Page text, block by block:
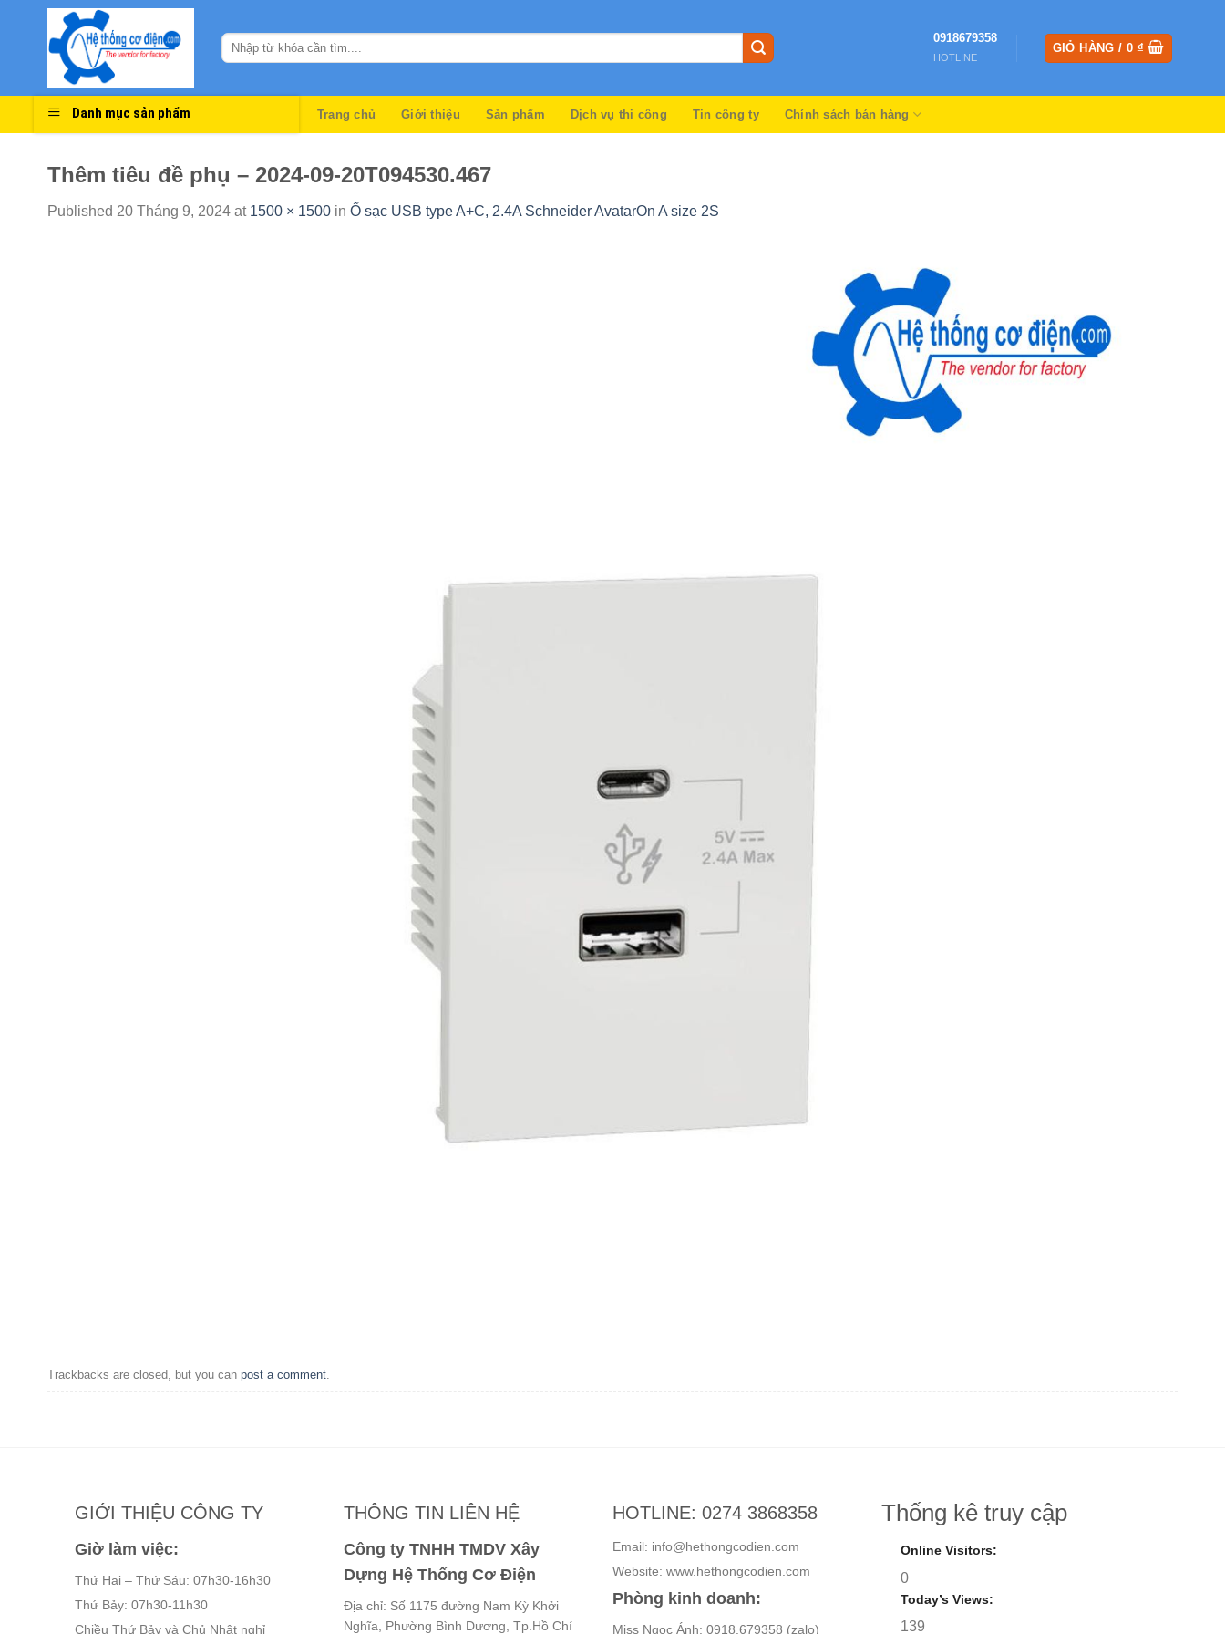
0918679358
HOTLINE
GIỎ HÀNG / 0 ₫
Danh mục sản phẩm Trang chủ Giới thiệu Sản phẩm Dịch vụ thi công Tin công ty Chính sách bán hàng
Thêm tiêu đề phụ – 2024-09-20T094530.467
Published 20 Tháng 9, 2024 at 1500 × 1500 in Ổ sạc USB type A+C, 2.4A Schneider AvatarOn A size 2S
Trackbacks are closed, but you can post a comment.
GIỚI THIỆU CÔNG TY
Giờ làm việc:
Thứ Hai – Thứ Sáu: 07h30-16h30
Thứ Bảy: 07h30-11h30
Chiều Thứ Bảy và Chủ Nhật nghỉ
THÔNG TIN LIÊN HỆ
Công ty TNHH TMDV Xây
Dựng Hệ Thống Cơ Điện
Địa chỉ: Số 1175 đường Nam Kỳ Khởi
Nghĩa, Phường Bình Dương, Tp.Hồ Chí
HOTLINE: 0274 3868358
Email: info@hethongcodien.com
Website: www.hethongcodien.com
Phòng kinh doanh:
Miss Ngọc Ánh: 0918.679358 (zalo)
Thống kê truy cập
Online Visitors:
0
Today’s Views:
139